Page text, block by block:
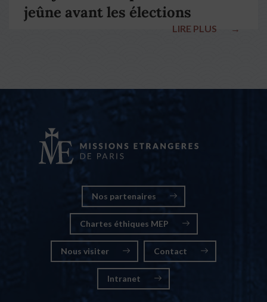
jeûne avant les élections
LIRE PLUS →
Nos partenaires
Chartes éthiques MEP
Nous visiter Contact
Intranet